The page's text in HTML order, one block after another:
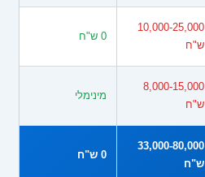
10,000-25,000
ש"ח
0 ש"ח
8,000-15,000
ש"ח
מינימלי
33,000-80,000
ש"ח
0 ש"ח